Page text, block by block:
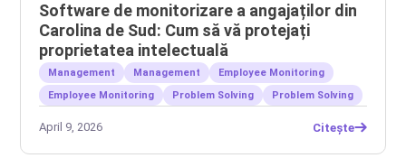
Software de monitorizare a angajaților din
Carolina de Sud: Cum să vă protejați
proprietatea intelectuală
Management Management
Employee Monitoring
Employee Monitoring
Problem Solving Problem Solving
April 9, 2026 Citește